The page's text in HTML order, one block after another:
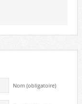
Nom (obligatoire)